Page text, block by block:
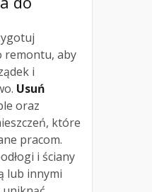
remontu, aby
i
Usuń
oraz
które
pracom.
i ściany
lub innymi